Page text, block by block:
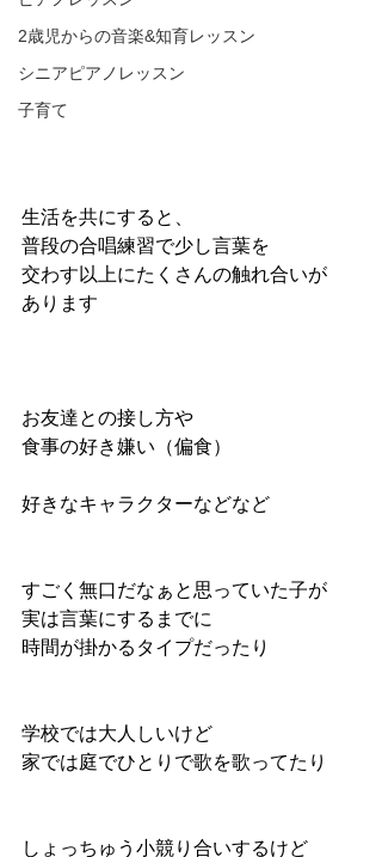
2歳児からの音楽&知育レッスン
シニアピアノレッスン
子育て
生活を共にすると、
普段の合唱練習で少し言葉を
交わす以上にたくさんの触れ合いが
あります
お友達との接し方や
食事の好き嫌い（偏食）
好きなキャラクターなどなど
すごく無口だなぁと思っていた子が
実は言葉にするまでに
時間が掛かるタイプだったり
学校では大人しいけど
家では庭でひとりで歌を歌ってたり
しょっちゅう小競り合いするけど